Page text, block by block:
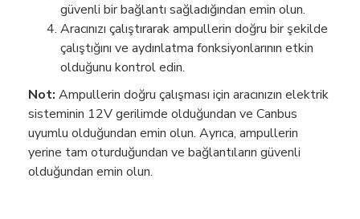
güvenli bir bağlantı sağladığından emin olun.
Aracınızı çalıştırarak ampullerin doğru bir şekilde
çalıştığını ve aydınlatma fonksiyonlarının etkin
olduğunu kontrol edin.
Not: Ampullerin doğru çalışması için aracınızın elektrik
sisteminin 12V gerilimde olduğundan ve Canbus
uyumlu olduğundan emin olun. Ayrıca, ampullerin
yerine tam oturduğundan ve bağlantıların güvenli
olduğundan emin olun.